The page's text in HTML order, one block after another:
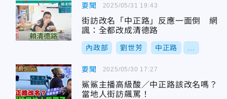
要聞
街訪改名「中正路」反應一面倒 網
諷：全都改成清德路
內政部 劉世芳 中正路
2025/05/31 19:43
要聞
鯊鯊主播高級酸／中正路該改名嗎？
當地人街訪飆罵！
2025/05/30 17:27